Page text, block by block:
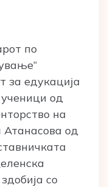
по
за едукација
ученици од
на
од
со